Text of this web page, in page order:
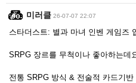
미러클 26-07-07 22:07
스타더스트: 별과 마녀 인벤 게임즈
SRPG 장르를 무척이나 좋아하는데
전통 SRPG 방식 & 전술적 카드기